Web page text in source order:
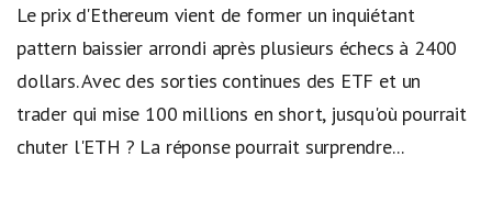
Le prix d'Ethereum vient de former un inquiétant
pattern baissier arrondi après plusieurs échecs à 2400
dollars. Avec des sorties continues des ETF et un
trader qui mise 100 millions en short, jusqu'où pourrait
chuter l'ETH ? La réponse pourrait surprendre...